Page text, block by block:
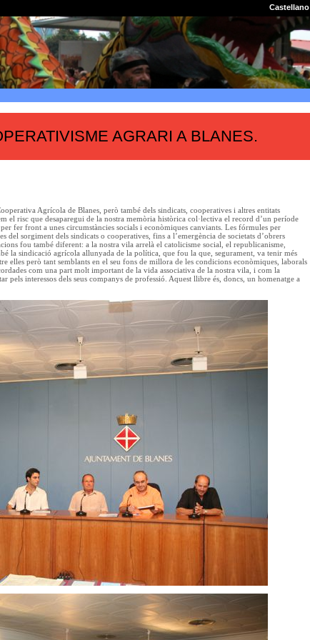
Castellano
AGRARI A BLANES.
Agrícola de Blanes, però també dels sindicats, cooperatives i altres entitats
el risc que desaparegui de la nostra memòria històrica col·lectiva el record d’un període
fer front a unes circumstàncies socials i econòmiques canviants. Les fórmules per
del sorgiment dels sindicats o cooperatives, fins a l’emergència de societats d’obrers
fou també diferent: a la nostra vila arrelà el catolicisme social, el republicanisme,
la sindicació agrícola allunyada de la política, que fou la que, segurament, va tenir més
elles però tant semblants en el seu fons de millora de les condicions econòmiques, laborals
com una part molt important de la vida associativa de la nostra vila, i com la
pels interessos dels seus companys de professió. Aquest llibre és, doncs, un homenatge a